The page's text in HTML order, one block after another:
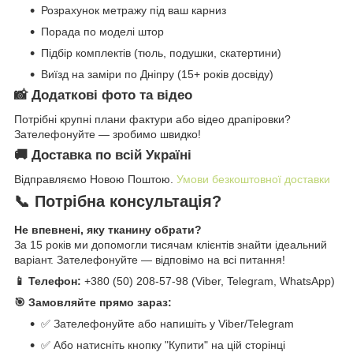
Розрахунок метражу під ваш карниз
Порада по моделі штор
Підбір комплектів (тюль, подушки, скатертини)
Виїзд на заміри по Дніпру (15+ років досвіду)
📸 Додаткові фото та відео
Потрібні крупні плани фактури або відео драпіровки?
Зателефонуйте — зробимо швидко!
🚚 Доставка по всій Україні
Відправляємо Новою Поштою. Умови безкоштовної доставки
📞 Потрібна консультація?
Не впевнені, яку тканину обрати?
За 15 років ми допомогли тисячам клієнтів знайти ідеальний
варіант. Зателефонуйте — відповімо на всі питання!
📱 Телефон: +380 (50) 208-57-98 (Viber, Telegram, WhatsApp)
🎯 Замовляйте прямо зараз:
✅ Зателефонуйте або напишіть у Viber/Telegram
✅ Або натисніть кнопку "Купити" на цій сторінці